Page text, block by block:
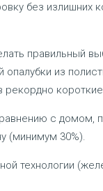
без излишних
правильный
из
рекордно
с домом,
(минимум 30%).
технологии